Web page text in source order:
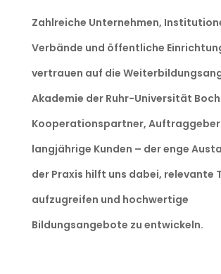
Zahlreiche Unternehmen,
Verbände und öffentliche
vertrauen auf die
Akademie der Ruhr-Universität
Kooperationspartner,
langjährige Kunden – der enge
der Praxis hilft uns dabei, relevante
aufzugreifen und hochwertige
Bildungsangebote zu entwickeln.